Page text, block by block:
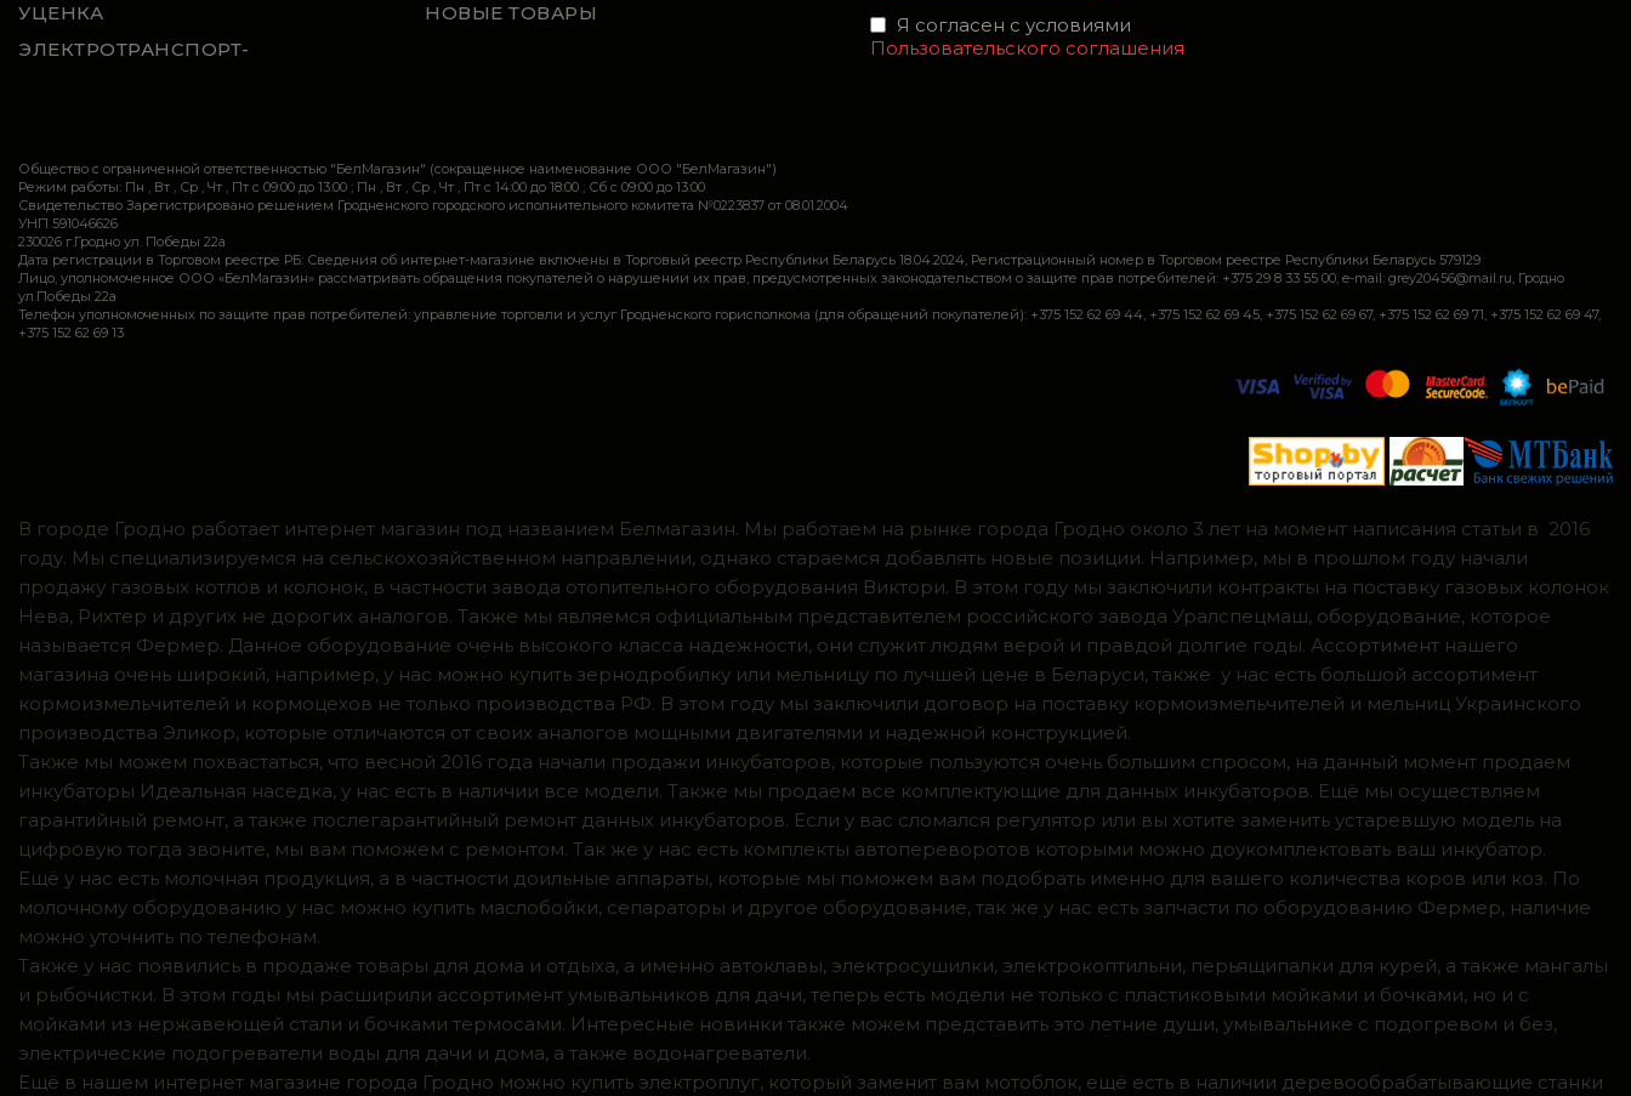
УЦЕНКА
НОВЫЕ ТОВАРЫ
ЭЛЕКТРОТРАНСПОРТ-
Я согласен с условиями
Пользовательского соглашения
Общество с ограниченной ответственностью "БелМагазин" (сокращенное наименование ООО "БелМагазин")
Режим работы: Пн , Вт , Ср , Чт , Пт c 09:00 до 13:00 ; Пн , Вт , Ср , Чт , Пт c 14:00 до 18:00 ; Сб c 09:00 до 13:00
Свидетельство Зарегистрировано решением Гродненского городского исполнительного комитета №0223837 от 08.01.2004
УНП 591046626
230026 г.Гродно ул. Победы 22а
Дата регистрации в Торговом реестре РБ: Сведения об интернет-магазине включены в Торговый реестр Республики Беларусь 18.04.2024, Регистрационный номер в Торговом реестре Республики Беларусь 579129
Лицо, уполномоченное ООО «БелМагазин» рассматривать обращения покупателей о нарушении их прав, предусмотренных законодательством о защите прав потребителей: +375 29 8 33 55 00, e-mail: grey20456@mail.ru, Гродно
ул.Победы 22а
Телефон уполномоченных по защите прав потребителей: управление торговли и услуг Гродненского горисполкома (для обращений покупателей): +375 152 62 69 44, +375 152 62 69 45, +375 152 62 69 67, +375 152 62 69 71, +375 152 62 69 47,
+375 152 62 69 13
В городе Гродно работает интернет магазин под названием Белмагазин. Мы работаем на рынке города Гродно около 3 лет на момент написания статьи в 2016
году. Мы специализируемся на сельскохозяйственном направлении, однако стараемся добавлять новые позиции. Например, мы в прошлом году начали
продажу газовых котлов и колонок, в частности завода отопительного оборудования Виктори. В этом году мы заключили контракты на поставку газовых колонок
Нева, Рихтер и других не дорогих аналогов. Также мы являемся официальным представителем российского завода Уралспецмаш, оборудование, которое
называется Фермер. Данное оборудование очень высокого класса надежности, они служит людям верой и правдой долгие годы. Ассортимент нашего
магазина очень широкий, например, у нас можно купить зернодробилку или мельницу по лучшей цене в Беларуси, также у нас есть большой ассортимент
кормоизмельчителей и кормоцехов не только производства РФ. В этом году мы заключили договор на поставку кормоизмельчителей и мельниц Украинского
производства Эликор, которые отличаются от своих аналогов мощными двигателями и надежной конструкцией.
Также мы можем похвастаться, что весной 2016 года начали продажи инкубаторов, которые пользуются очень большим спросом, на данный момент продаем
инкубаторы Идеальная наседка, у нас есть в наличии все модели. Также мы продаем все комплектующие для данных инкубаторов. Ещё мы осуществляем
гарантийный ремонт, а также послегарантийный ремонт данных инкубаторов. Если у вас сломался регулятор или вы хотите заменить устаревшую модель на
цифровую тогда звоните, мы вам поможем с ремонтом. Так же у нас есть комплекты автопереворотов которыми можно доукомплектовать ваш инкубатор.
Ещё у нас есть молочная продукция, а в частности доильные аппараты, которые мы поможем вам подобрать именно для вашего количества коров или коз. По
молочному оборудованию у нас можно купить маслобойки, сепараторы и другое оборудование, так же у нас есть запчасти по оборудованию Фермер, наличие
можно уточнить по телефонам.
Также у нас появились в продаже товары для дома и отдыха, а именно автоклавы, электросушилки, электрокоптильни, перьящипалки для курей, а также мангалы
и рыбочистки. В этом годы мы расширили ассортимент умывальников для дачи, теперь есть модели не только с пластиковыми мойками и бочками, но и с
мойками из нержавеющей стали и бочками термосами. Интересные новинки также можем представить это летние души, умывальнике с подогревом и без,
электрические подогреватели воды для дачи и дома, а также водонагреватели.
Ещё в нашем интернет магазине города Гродно можно купить электроплуг, который заменит вам мотоблок, ещё есть в наличии деревообрабатывающие станки